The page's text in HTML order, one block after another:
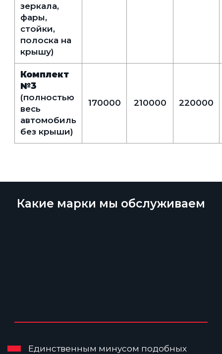
зеркала,
фары,
стойки,
полоска на
крышу)
Комплект
№3
(полностью
весь
автомобиль
без крыши)
170000 210000 220000
Какие марки мы обслуживаем
Единственным минусом подобных